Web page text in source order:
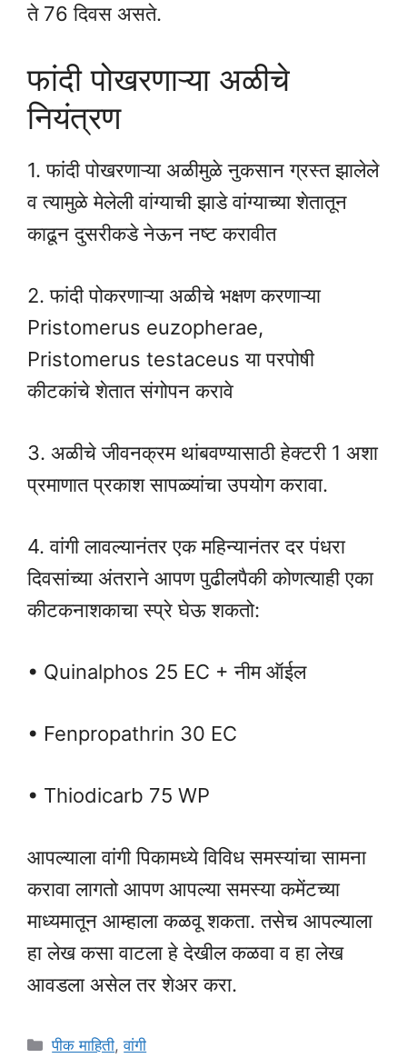
ते 76 दिवस असते.
फांदी पोखरणाऱ्या अळीचे
नियंत्रण
1. फांदी पोखरणाऱ्या अळीमुळे नुकसान ग्रस्त झालेले
व त्यामुळे मेलेली वांग्याची झाडे वांग्याच्या शेतातून
काढून दुसरीकडे नेऊन नष्ट करावीत
2. फांदी पोकरणाऱ्या अळीचे भक्षण करणाऱ्या
Pristomerus euzopherae,
Pristomerus testaceus या परपोषी
कीटकांचे शेतात संगोपन करावे
3. अळीचे जीवनक्रम थांबवण्यासाठी हेक्टरी 1 अशा
प्रमाणात प्रकाश सापळ्यांचा उपयोग करावा.
4. वांगी लावल्यानंतर एक महिन्यानंतर दर पंधरा
दिवसांच्या अंतराने आपण पुढीलपैकी कोणत्याही एका
कीटकनाशकाचा स्प्रे घेऊ शकतो:
• Quinalphos 25 EC + नीम ऑईल
• Fenpropathrin 30 EC
• Thiodicarb 75 WP
आपल्याला वांगी पिकामध्ये विविध समस्यांचा सामना
करावा लागतो आपण आपल्या समस्या कमेंटच्या
माध्यमातून आम्हाला कळवू शकता. तसेच आपल्याला
हा लेख कसा वाटला हे देखील कळवा व हा लेख
आवडला असेल तर शेअर करा.
Categories
पीक माहिती,वांगी